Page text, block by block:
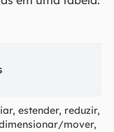
estender, reduzir,
mover,